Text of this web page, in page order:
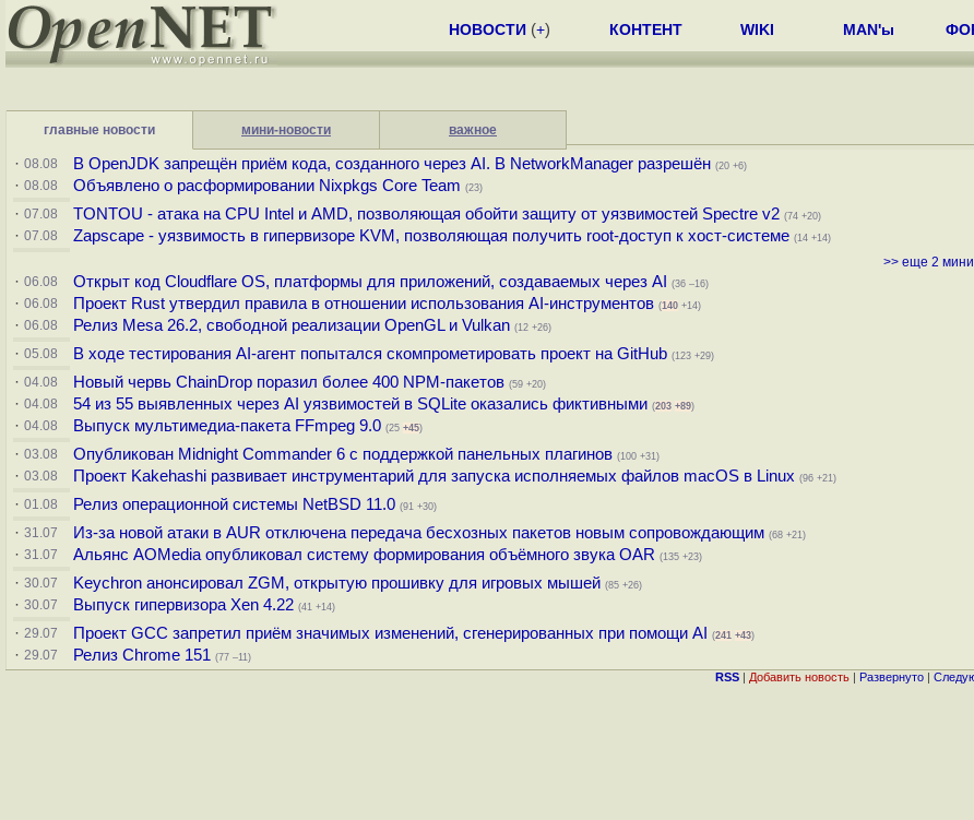
НОВОСТИ (+) КОНТЕНТ WIKI MAN'ы
главные новости мини-новости важное
· 08.08 В OpenJDK запрещён приём кода, созданного через AI. В NetworkManager разрешён (20 +6)
· 08.08 Объявлено о расформировании Nixpkgs Core Team (23)
· 07.08 TONTOU - атака на CPU Intel и AMD, позволяющая обойти защиту от уязвимостей Spectre v2 (74 +20)
· 07.08 Zapscape - уязвимость в гипервизоре KVM, позволяющая получить root-доступ к хост-системе (14 +14)
>> еще 2
· 06.08 Открыт код Cloudflare OS, платформы для приложений, создаваемых через AI (36 –16)
· 06.08 Проект Rust утвердил правила в отношении использования AI-инструментов (140 +14)
· 06.08 Релиз Mesa 26.2, свободной реализации OpenGL и Vulkan (12 +26)
· 05.08 В ходе тестирования AI-агент попытался скомпрометировать проект на GitHub (123 +29)
· 04.08 Новый червь ChainDrop поразил более 400 NPM-пакетов (59 +20)
· 04.08 54 из 55 выявленных через AI уязвимостей в SQLite оказались фиктивными (203 +89)
· 04.08 Выпуск мультимедиа-пакета FFmpeg 9.0 (25 +45)
· 03.08 Опубликован Midnight Commander 6 c поддержкой панельных плагинов (100 +31)
· 03.08 Проект Kakehashi развивает инструментарий для запуска исполняемых файлов macOS в Linux (96 +21)
· 01.08 Релиз операционной системы NetBSD 11.0 (91 +30)
· 31.07 Из-за новой атаки в AUR отключена передача бесхозных пакетов новым сопровождающим (68 +21)
· 31.07 Альянс AOMedia опубликовал систему формирования объёмного звука OAR (135 +23)
· 30.07 Keychron анонсировал ZGM, открытую прошивку для игровых мышей (85 +26)
· 30.07 Выпуск гипервизора Xen 4.22 (41 +14)
· 29.07 Проект GCC запретил приём значимых изменений, сгенерированных при помощи AI (241 +43)
· 29.07 Релиз Chrome 151 (77 –11)
RSS| Добавить новость| Развернуто|